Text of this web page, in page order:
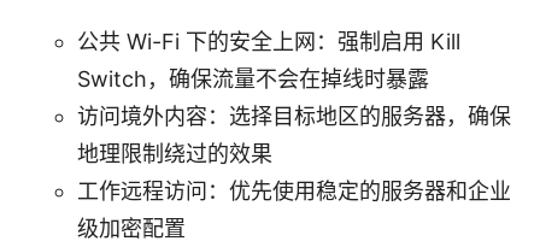
公共 Wi-Fi 下的安全上网：强制启用 Kill
Switch，确保流量不会在掉线时暴露
访问境外内容：选择目标地区的服务器，确保
地理限制绕过的效果
工作远程访问：优先使用稳定的服务器和企业
级加密配置